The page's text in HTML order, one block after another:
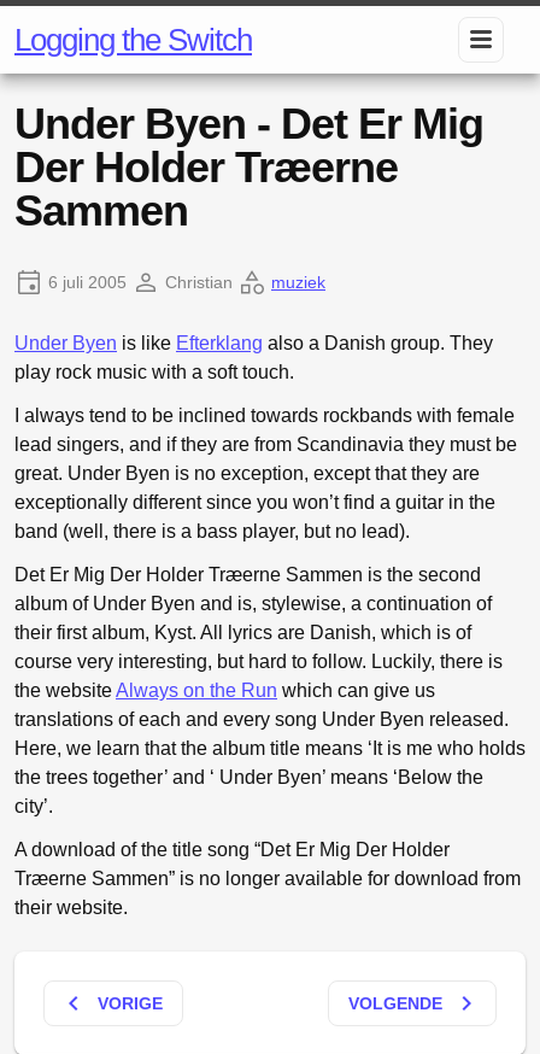
Logging the Switch
Under Byen - Det Er Mig
Der Holder Træerne
Sammen
6 juli 2005 Christian muziek
Under Byen is like Efterklang also a Danish group. They
play rock music with a soft touch.
I always tend to be inclined towards rockbands with female
lead singers, and if they are from Scandinavia they must be
great. Under Byen is no exception, except that they are
exceptionally different since you won’t find a guitar in the
band (well, there is a bass player, but no lead).
Det Er Mig Der Holder Træerne Sammen is the second
album of Under Byen and is, stylewise, a continuation of
their first album, Kyst. All lyrics are Danish, which is of
course very interesting, but hard to follow. Luckily, there is
the websiteAlways on the Run which can give us
translations of each and every song Under Byen released.
Here, we learn that the album title means ‘It is me who holds
the trees together’ and ‘ Under Byen’ means ‘Below the
city’.
A download of the title song “Det Er Mig Der Holder
Træerne Sammen” is no longer available for download from
their website.
keyboard_arrow_left VORIGE VOLGENDE keyboard_arrow_right